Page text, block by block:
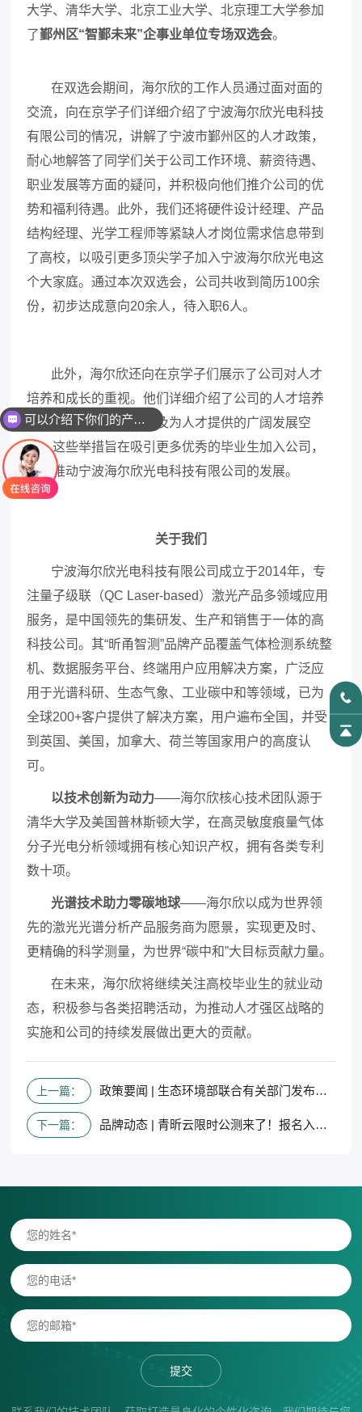
大学、清华大学、北京工业大学、北京理工大学参加
了鄞州区“智鄞未来”企事业单位专场双选会。
在双选会期间，海尔欣的工作人员通过面对面的
交流，向在京学子们详细介绍了宁波海尔欣光电科技
有限公司的情况，讲解了宁波市鄞州区的人才政策，
耐心地解答了同学们关于公司工作环境、薪资待遇、
职业发展等方面的疑问，并积极向他们推介公司的优
势和福利待遇。此外，我们还将硬件设计经理、产品
结构经理、光学工程师等紧缺人才岗位需求信息带到
了高校，以吸引更多顶尖学子加入宁波海尔欣光电这
个大家庭。通过本次双选会，公司共收到简历100余
份，初步达成意向20余人，待入职6人。
此外，海尔欣还向在京学子们展示了公司对人才
培养和成长的重视。他们详细介绍了公司的人才培养
计划、员工晋升机制以及为人才提供的广阔发展空
间。这些举措旨在吸引更多优秀的毕业生加入公司，
共同推动宁波海尔欣光电科技有限公司的发展。
关于我们
宁波海尔欣光电科技有限公司成立于2014年，专
注量子级联（QC Laser-based）激光产品多领域应用
服务，是中国领先的集研发、生产和销售于一体的高
科技公司。其“昕甬智测”品牌产品覆盖气体检测系统整
机、数据服务平台、终端用户应用解决方案，广泛应
用于光谱科研、生态气象、工业碳中和等领域，已为
全球200+客户提供了解决方案，用户遍布全国，并受
到英国、美国，加拿大、荷兰等国家用户的高度认
可。
以技术创新为动力——海尔欣核心技术团队源于
清华大学及美国普林斯顿大学，在高灵敏度痕量气体
分子光电分析领域拥有核心知识产权，拥有各类专利
数十项。
光谱技术助力零碳地球——海尔欣以成为世界领
先的激光光谱分析产品服务商为愿景，实现更及时、
更精确的科学测量，为世界“碳中和”大目标贡献力量。
在未来，海尔欣将继续关注高校毕业生的就业动
态，积极参与各类招聘活动，为推动人才强区战略的
实施和公司的持续发展做出更大的贡献。
上一篇： 政策要闻 | 生态环境部联合有关部门发布《甲烷排放控制行动方案》
下一篇： 品牌动态 | 青昕云限时公测来了！报名入口看这里
提交
可以介绍下你们的产品么